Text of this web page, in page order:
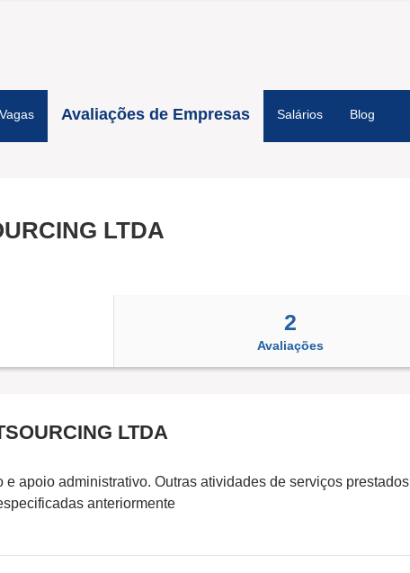
Avaliações de Empresas Salários Blog
LTDA
2
Avaliações
LTDA
apoio administrativo. Outras atividades de serviços prestados
anteriormente